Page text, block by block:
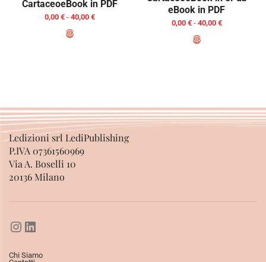
CartaceoeBook in PDF
0,00 € - 40,00 €
eBook in PDF
0,00 € - 40,00 €
Ledizioni srl LediPublishing
P.IVA 07361560969
Via A. Boselli 10
20136 Milano
Chi Siamo